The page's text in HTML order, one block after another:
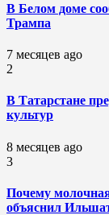
В Белом доме
Трампа
7 месяцев ago
2
В Татарстане
культур
8 месяцев ago
3
Почему
объяснил